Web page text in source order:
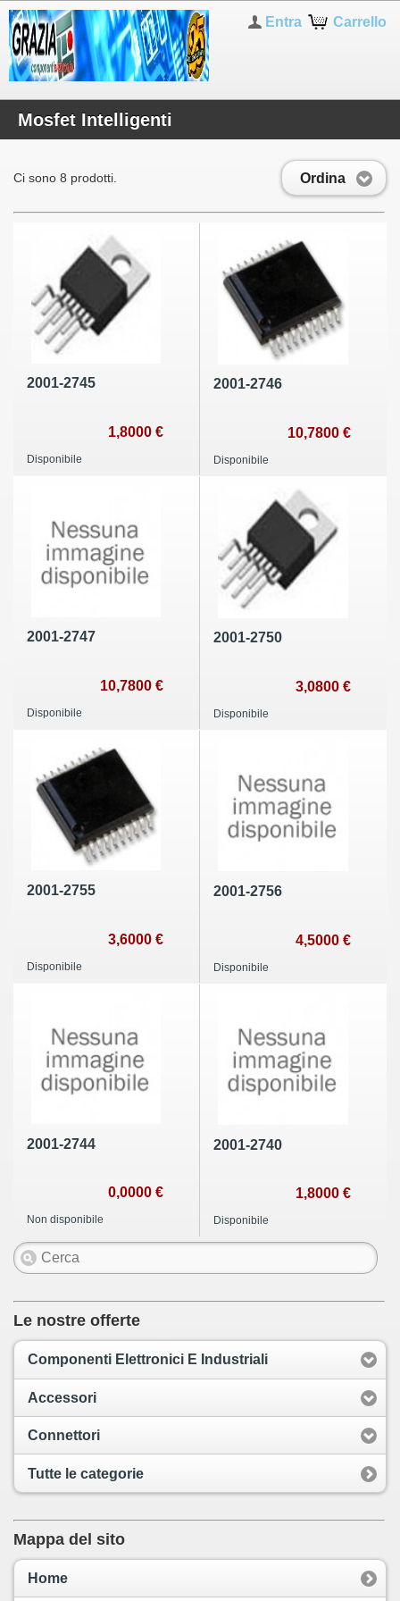
Carrello
Entra
Mosfet Intelligenti
Ordina
Ci sono 8 prodotti.
2001-2745
1,8000 €
Disponibile
2001-2746
10,7800 €
Disponibile
2001-2747
10,7800 €
Disponibile
2001-2750
3,0800 €
Disponibile
2001-2755
3,6000 €
Disponibile
2001-2756
4,5000 €
Disponibile
2001-2744
0,0000 €
Non disponibile
2001-2740
1,8000 €
Disponibile
Le nostre offerte
Componenti Elettronici E Industriali
Accessori
Connettori
Tutte le categorie
Mappa del sito
Home